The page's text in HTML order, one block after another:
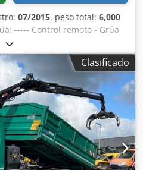
07/2015, peso total: 6,000
----- Control remoto - Grúa
3 extensiones - Totalmente
2000 horas de trabajo
Clasificado